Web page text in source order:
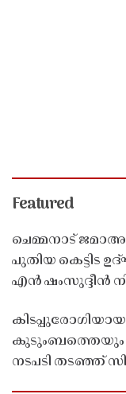
Featured
ചെമ്മനാട്
പുതിയ കെട്ടിട
എൻ ഷംസുദ്ദീൻ
കുടുംബത്തെയും
നടപടി തടഞ്ഞ്